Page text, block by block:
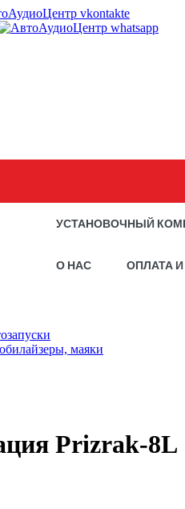
УСТАНОВОЧНЫЙ
О НАС ОПЛАТА
маяки
Prizrak-8L